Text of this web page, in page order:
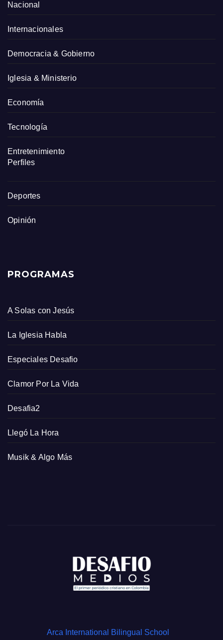
Nacional
Internacionales
Democracia & Gobierno
Iglesia & Ministerio
Economía
Tecnología
Entretenimiento
Perfiles
Deportes
Opinión
PROGRAMAS
A Solas con Jesús
La Iglesia Habla
Especiales Desafio
Clamor Por La Vida
Desafia2
Llegó La Hora
Musik & Algo Más
Arca International Bilingual School